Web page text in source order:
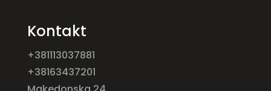
Kontakt
+381113037881
+38163437201